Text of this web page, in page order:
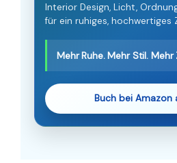
Interior Design, Licht,
für ein ruhiges, hochwertiges
Mehr Ruhe. Mehr Stil. Mehr
Buch bei Amazon